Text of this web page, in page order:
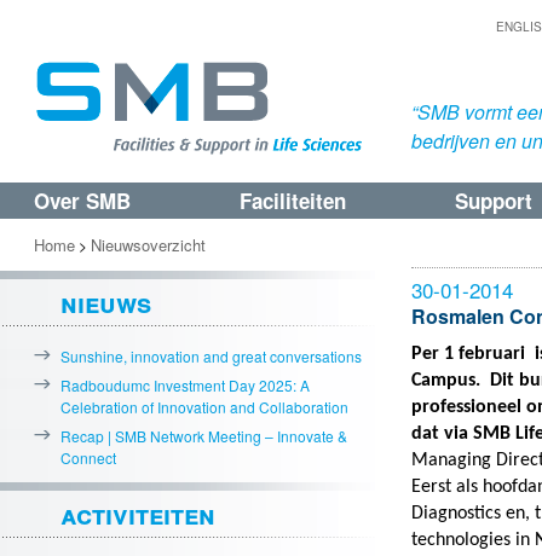
“SMB vormt
bedrijven en
Spring
naar
de
primaire
inhoud
Spring
naar
de
secundaire
inhoud
Over SMB Faciliteiten Support
30-01-2014
Rosmalen
Per 1 februari
Campus. Dit
professioneel
dat via SMB
Managing
Eerst als
Diagnostics en,
technologies in
Home > Nieuwsoverzicht
nieuws
Sunshine, innovation and great conversations
Radboudumc Investment Day 2025: A
Celebration of Innovation and Collaboration
Recap | SMB Network Meeting – Innovate &
Connect
activiteiten